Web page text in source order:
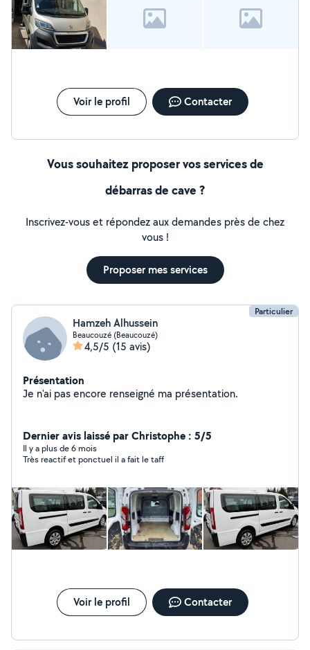
Voir le profil Contacter
Vous souhaitez proposer vos services de
débarras de cave ?
Inscrivez-vous et répondez aux demandes près de chez
vous !
Proposer mes services
Particulier
Hamzeh Alhussein
Beaucouzé (Beaucouzé)
4,5/5 (15 avis)
Présentation
Je n'ai pas encore renseigné ma présentation.
Dernier avis laissé par Christophe : 5/5
Il y a plus de 6 mois
Très reactif et ponctuel il a fait le taff
Voir le profil Contacter